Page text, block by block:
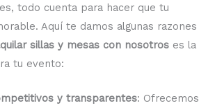
todo cuenta para hacer que tu
Aquí te damos algunas razones
sillas y mesas con nosotros es la
tu evento:
y transparentes: Ofrecemos